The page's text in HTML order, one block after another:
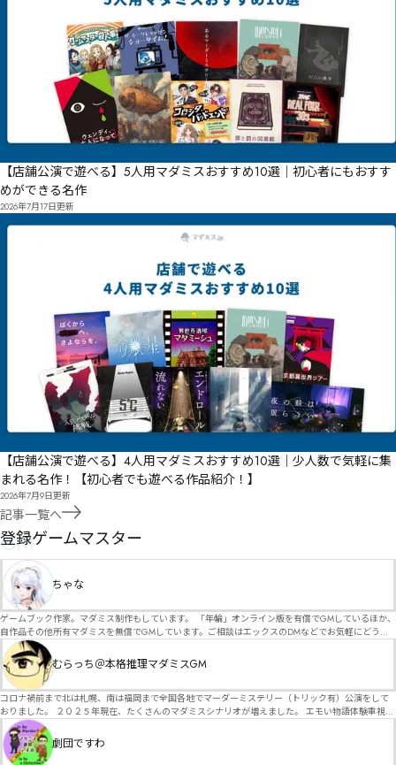
【店舗公演で遊べる】5人用マダミスおすすめ10選｜初心者にもおすす
めができる名作
2026年7月17日更新
【店舗公演で遊べる】4人用マダミスおすすめ10選｜少人数で気軽に集
まれる名作！【初心者でも遊べる作品紹介！】
2026年7月9日更新
記事一覧へ
GM
登録ゲームマスター
ちゃな
ゲームブック作家。マダミス制作もしています。 「年輪」オンライン版を有償でGMしているほか、
自作品その他所有マダミスを無償でGMしています。ご相談はエックスのDMなどでお気軽にどう
ぞ。
むらっち＠本格推理マダミスGM
コロナ禍前まで北は札幌、南は福岡まで全国各地でマーダーミステリー（トリック有）公演をして
おりました。 ２０２５年現在、たくさんのマダミスシナリオが増えました。 エモい物語体験重視の
シナリオがマダミス・マーダーミステリーというジャンル名でたくさんあるため、そのようなシナ
リオは簡単に遊べます。 しかし、２～３時間ずっと考え＆議論して、見たことないトリックが解け
る閃きや犯人として逃げ切る楽しみのある本格推理マーダーミステリーを見つけることが難しくな
劇団ですわ